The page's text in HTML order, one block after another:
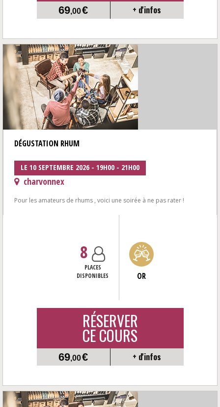
69,00€ + d'infos
DÉGUSTATION RHUM
LE 10 SEPTEMBRE 2026 - 19H00 - 21H00
charvonnex
Pour les amateurs de rhums , voici une soirée à ne pas rater !
Au programme: techniques d’élaboration, Les pays producteurs,
8
PLACES
DISPONIBLES
OR
RÉSERVER
CE COURS
69,00€ + d'infos